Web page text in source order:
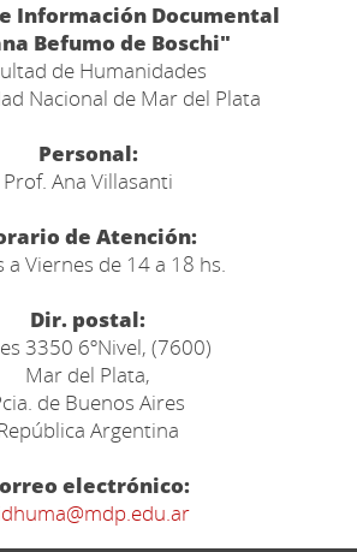
Información Documental
Befumo de Boschi"
de Humanidades
Nacional de Mar del Plata
Personal:
Prof. Ana Villasanti
de Atención:
a Viernes de 14 a 18 hs.
Dir. postal:
3350 6ºNivel, (7600)
Mar del Plata,
de Buenos Aires
Argentina
electrónico: